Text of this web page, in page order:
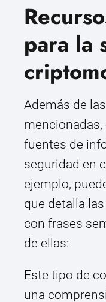
para la
Además de
fuentes de
seguridad en
ejemplo,
que detalla
con frases
de ellas:
Este tipo de
una